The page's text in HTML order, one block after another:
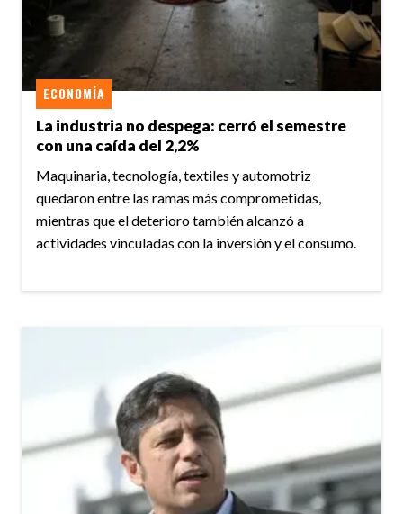
La industria no despega: cerró el semestre
con una caída del 2,2%
ECONOMÍA
Maquinaria, tecnología, textiles y automotriz
quedaron entre las ramas más comprometidas,
mientras que el deterioro también alcanzó a
actividades vinculadas con la inversión y el consumo.